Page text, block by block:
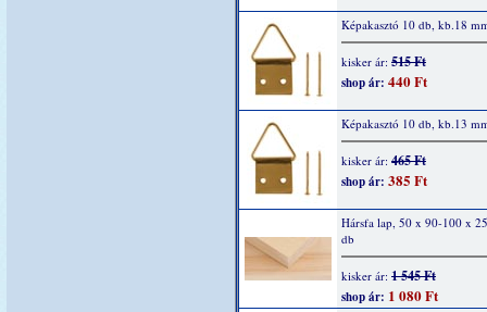
Képakasztó 10 db, kb.18
kisker ár: 515 Ft
shop ár: 440 Ft
Képakasztó 10 db, kb.13
kisker ár: 465 Ft
shop ár: 385 Ft
Hársfa lap, 50 x 90-100 x
db
kisker ár: 1 545 Ft
shop ár: 1 080 Ft